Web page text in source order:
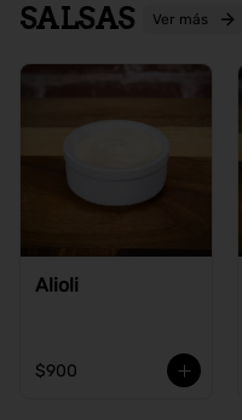
SALSAS Ver más
Alioli
$900